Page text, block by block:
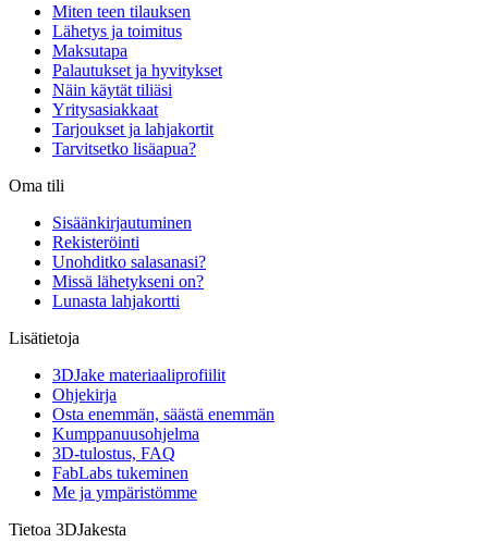
Miten teen tilauksen
Lähetys ja toimitus
Maksutapa
Palautukset ja hyvitykset
Näin käytät tiliäsi
Yritysasiakkaat
Tarjoukset ja lahjakortit
Tarvitsetko lisäapua?
Oma tili
Sisäänkirjautuminen
Rekisteröinti
Unohditko salasanasi?
Missä lähetykseni on?
Lunasta lahjakortti
Lisätietoja
3DJake materiaaliprofiilit
Ohjekirja
Osta enemmän, säästä enemmän
Kumppanuusohjelma
3D-tulostus, FAQ
FabLabs tukeminen
Me ja ympäristömme
Tietoa 3DJakesta